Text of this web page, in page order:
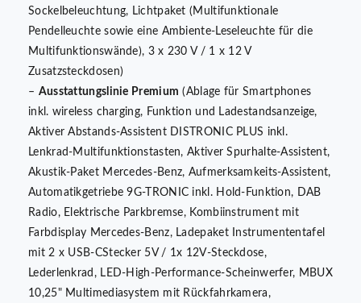
Sockelbeleuchtung, Lichtpaket (Multifunktionale
Pendelleuchte sowie eine Ambiente-Leseleuchte für die
Multifunktionswände), 3 x 230 V / 1 x 12 V
Zusatzsteckdosen)
– Ausstattungslinie Premium (Ablage für Smartphones
inkl. wireless charging, Funktion und Ladestandsanzeige,
Aktiver Abstands-Assistent DISTRONIC PLUS inkl.
Lenkrad-Multifunktionstasten, Aktiver Spurhalte-Assistent,
Akustik-Paket Mercedes-Benz, Aufmerksamkeits-Assistent,
Automatikgetriebe 9G-TRONIC inkl. Hold-Funktion, DAB
Radio, Elektrische Parkbremse, Kombiinstrument mit
Farbdisplay Mercedes-Benz, Ladepaket Instrumententafel
mit 2 x USB-CStecker 5V / 1x 12V-Steckdose,
Lederlenkrad, LED-High-Performance-Scheinwerfer, MBUX
10,25" Multimediasystem mit Rückfahrkamera,